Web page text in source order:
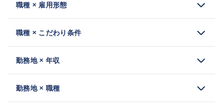
職種 × 雇用形態
職種 × こだわり条件
勤務地 × 年収
勤務地 × 職種